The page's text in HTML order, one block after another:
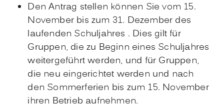
Den Antrag stellen können Sievom 15.
November bis zum 31. Dezember des
laufenden Schuljahres . Dies gilt für
Gruppen, die zu Beginn eines Schuljahres
weitergeführt werden, und für Gruppen,
die neu eingerichtet werden und nach
den Sommerferien bis zum 15. November
ihren Betrieb aufnehmen.